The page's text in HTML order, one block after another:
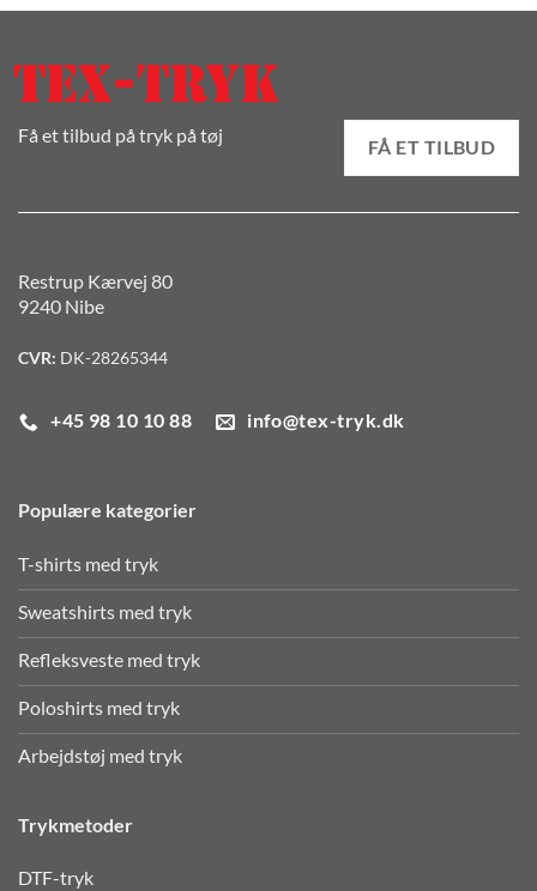
Få et tilbud på tryk på tøj
FÅ ET TILBUD
Restrup Kærvej 80
9240 Nibe
CVR: DK-28265344
+45 98 10 10 88 info@tex-tryk.dk
Populære kategorier
T-shirts med tryk
Sweatshirts med tryk
Refleksveste med tryk
Poloshirts med tryk
Arbejdstøj med tryk
Trykmetoder
DTF-tryk